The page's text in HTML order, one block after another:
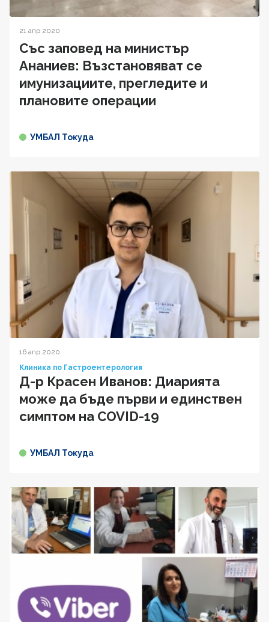
21 апр 2020
Със заповед на министър
Ананиев: Възстановяват се
имунизациите, прегледите и
плановите операции
УМБАЛ Токуда
16 апр 2020
Клиника по Гастроентерология
Д-р Красен Иванов: Диарията
може да бъде първи и единствен
симптом на COVID-19
УМБАЛ Токуда